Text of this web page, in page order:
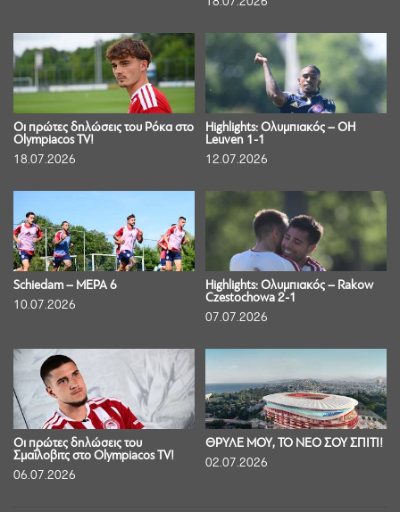
Οι πρώτες δηλώσεις του Ρόκα στο
Olympiacos TV!
18.07.2026
Highlights: Ολυμπιακός – OH
Leuven 1-1
12.07.2026
Schiedam – ΜΕΡΑ 6
10.07.2026
Highlights: Ολυμπιακός – Rakow
Czestochowa 2-1
07.07.2026
Οι πρώτες δηλώσεις του
Σμαΐλοβιτς στο Olympiacos TV!
06.07.2026
ΘΡΥΛΕ ΜΟΥ, ΤΟ ΝΕΟ ΣΟΥ ΣΠΙΤΙ!
02.07.2026